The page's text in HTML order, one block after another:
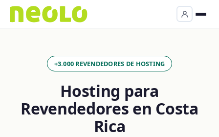
+3.000 REVENDEDORES DE HOSTING
Hosting para
Revendedores en Costa
Rica